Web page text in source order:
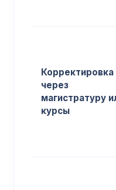
Корректировка
через
магистратуру
курсы